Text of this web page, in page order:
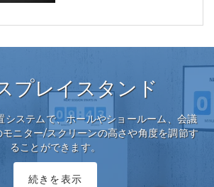
プレイスタンド
システムで、ホールやショールーム、会議
ニター/スクリーンの高さや角度を調節す
ることができます。
続きを表示